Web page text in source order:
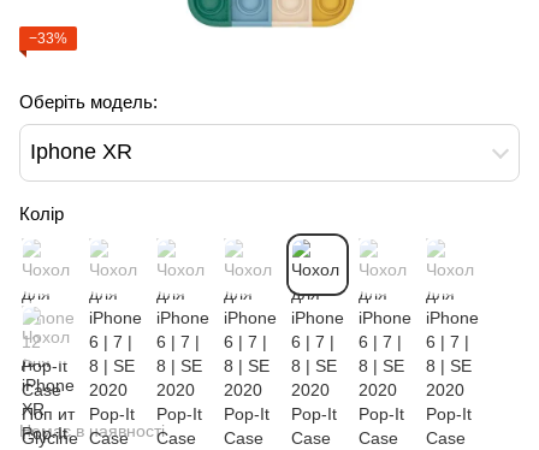
−33%
Оберіть модель:
Iphone XR
Колір
Немає в наявності